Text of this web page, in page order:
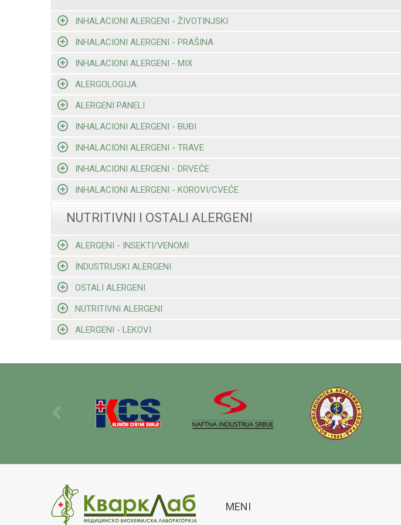
INHALACIONI ALERGENI - ŽIVOTINJSKI
INHALACIONI ALERGENI - PRAŠINA
INHALACIONI ALERGENI - MIX
ALERGOLOGIJA
ALERGENI PANELI
INHALACIONI ALERGENI - BUĐI
INHALACIONI ALERGENI - TRAVE
INHALACIONI ALERGENI - DRVEĆE
INHALACIONI ALERGENI - KOROVI/CVEĆE
NUTRITIVNI I OSTALI ALERGENI
ALERGENI - INSEKTI/VENOMI
INDUSTRIJSKI ALERGENI
OSTALI ALERGENI
NUTRITIVNI ALERGENI
ALERGENI - LEKOVI
MENI